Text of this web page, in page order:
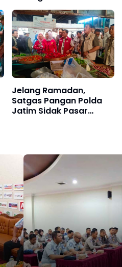
Bahan Pokok Aman
Jelang Ramadan,
Satgas Pangan Polda
Jatim Sidak Pasar